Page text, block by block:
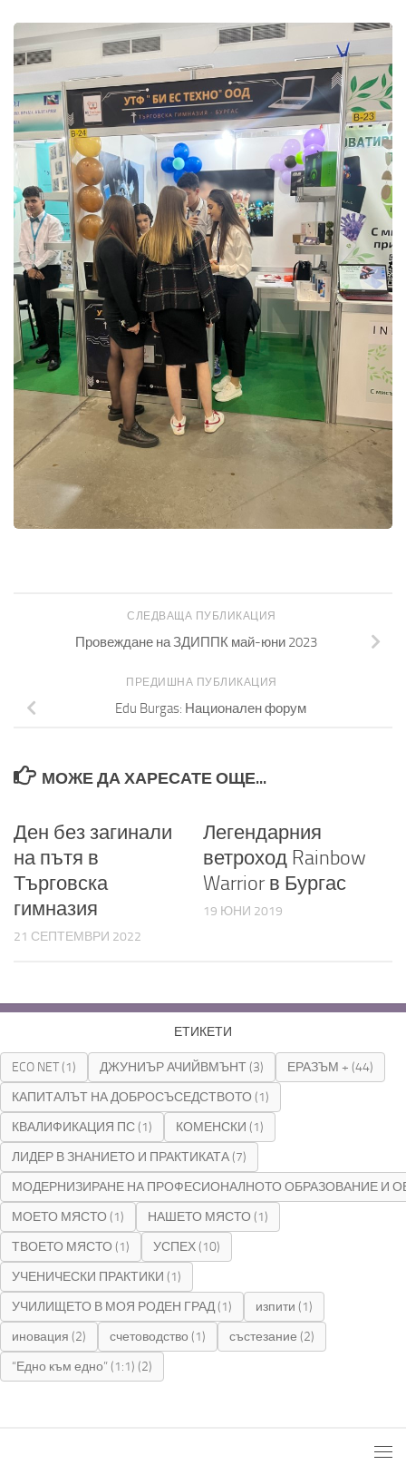
СЛЕДВАЩА ПУБЛИКАЦИЯ
Провеждане на ЗДИППК май-юни 2023
ПРЕДИШНА ПУБЛИКАЦИЯ
Edu Burgas: Национален форум
МОЖЕ ДА ХАРЕСАТЕ ОЩЕ...
Ден без загинали
на пътя в
Търговска
гимназия
21 СЕПТЕМВРИ 2022
Легендарния
ветроход Rainbow
Warrior в Бургас
19 ЮНИ 2019
ЕТИКЕТИ
ECO NET(1) ДЖУНИЪР АЧИЙВМЪНТ(3) ЕРАЗЪМ + (44)
КАПИТАЛЪТ НА ДОБРОСЪСЕДСТВОТО (1)
КВАЛИФИКАЦИЯ ПС(1) КОМЕНСКИ (1)
ЛИДЕР В ЗНАНИЕТО И ПРАКТИКАТА(7)
МОДЕРНИЗИРАНЕ НА ПРОФЕСИОНАЛНОТО ОБРАЗОВАНИЕ И
МОЕТО МЯСТО (1) НАШЕТО МЯСТО (1)
ТВОЕТО МЯСТО (1) УСПЕХ(10)
УЧЕНИЧЕСКИ ПРАКТИКИ (1)
УЧИЛИЩЕТО В МОЯ РОДЕН ГРАД(1) изпити (1)
иновация (2) счетоводство (1) състезание (2)
“Едно към едно” (1:1) (2)